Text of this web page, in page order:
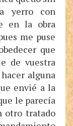
yerro con
en la obra
me puse
que
de vuestra
alguna
envié a la
le parecía
otro tratado